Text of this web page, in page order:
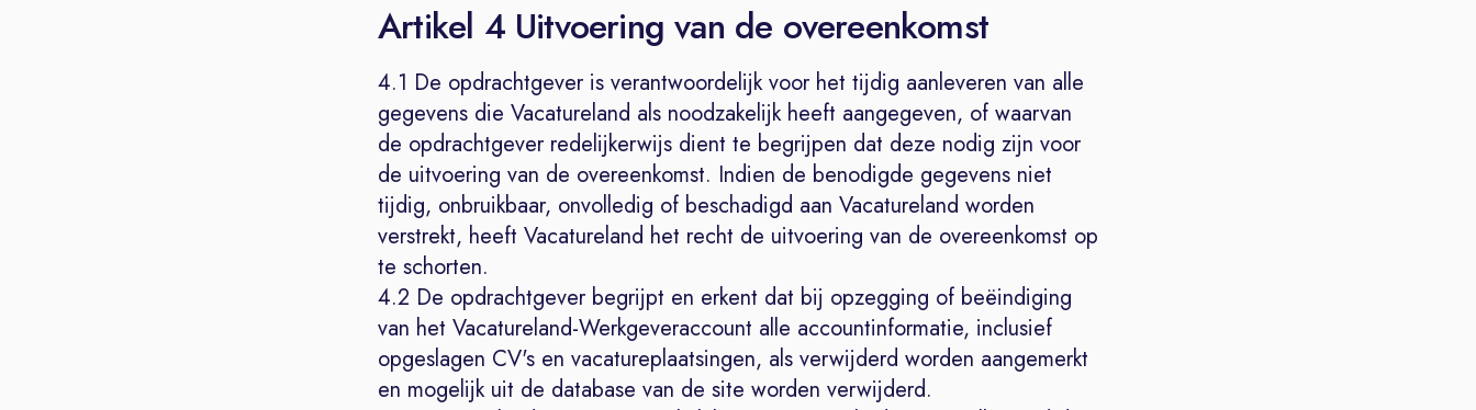
Artikel 4 Uitvoering van de overeenkomst
4.1 De opdrachtgever is verantwoordelijk voor het tijdig aanleveren van alle
gegevens die Vacatureland als noodzakelijk heeft aangegeven, of waarvan
de opdrachtgever redelijkerwijs dient te begrijpen dat deze nodig zijn voor
de uitvoering van de overeenkomst. Indien de benodigde gegevens niet
tijdig, onbruikbaar, onvolledig of beschadigd aan Vacatureland worden
verstrekt, heeft Vacatureland het recht de uitvoering van de overeenkomst op
te schorten.
4.2 De opdrachtgever begrijpt en erkent dat bij opzegging of beëindiging
van het Vacatureland-Werkgeveraccount alle accountinformatie, inclusief
opgeslagen CV's en vacatureplaatsingen, als verwijderd worden aangemerkt
en mogelijk uit de database van de site worden verwijderd.